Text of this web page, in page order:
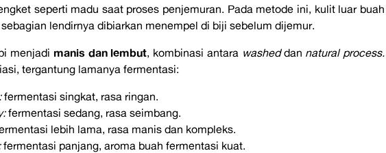
seperti madu saat proses penjemuran. Pada metode ini, kulit luar buah
lendirnya dibiarkan menempel di biji sebelum dijemur.
menjadi manis dan lembut, kombinasi antara washeddan natural process.
tergantung lamanya fermentasi:
fermentasi singkat, rasa ringan.
fermentasi sedang, rasa seimbang.
lebih lama, rasa manis dan kompleks.
fermentasi panjang, aroma buah fermentasi kuat.